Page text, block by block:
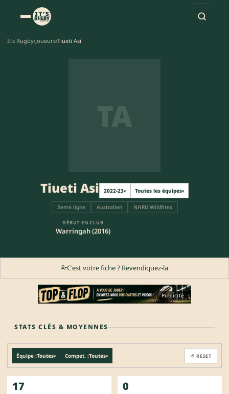
It's Rugby›Joueurs›Tiueti Asi
TA
Tiueti Asi 2022-23▾ Toutes les équipes▾
3eme ligne Australien NHRU Wildfires
DÉBUT EN CLUB
Warringah (2016)
C'est votre fiche ? Revendiquez-la
Publicité
STATS CLÉS & MOYENNES
Équipe :Toutes▾ Compet. :Toutes▾ ↺ RESET
17 0